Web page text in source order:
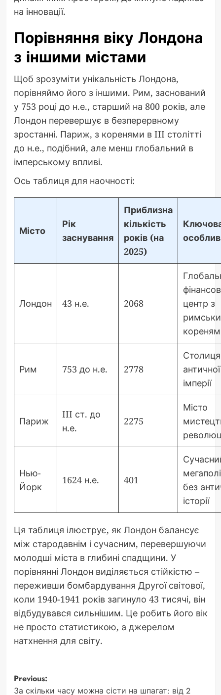
на інновації.
Порівняння віку Лондона
з іншими містами
Щоб зрозуміти унікальність Лондона,
порівняймо його з іншими. Рим, заснований
у 753 році до н.е., старший на 800 років, але
Лондон перевершує в безперервному
зростанні. Париж, з коренями в III столітті
до н.е., подібний, але менш глобальний в
імперському впливі.
Ось таблиця для наочності:
Місто
Рік
заснування
Приблизна
кількість
років (на
2025)
Лондон 43 н.е. 2068
центр з
Рим 753 до н.е. 2778
Столиця
античної
імперії
Париж
III ст. до
н.е.
2275
Місто
Нью-
Йорк
1624 н.е. 401
без
історії
Ця таблиця ілюструє, як Лондон балансує
між стародавнім і сучасним, перевершуючи
молодші міста в глибині спадщини. У
порівнянні Лондон виділяється стійкістю –
переживши бомбардування Другої світової,
коли 1940-1941 років загинуло 43 тисячі, він
відбудувався сильнішим. Це робить його вік
не просто статистикою, а джерелом
натхнення для світу.
Post
Previous:
За скільки часу можна сісти на шпагат: від 2